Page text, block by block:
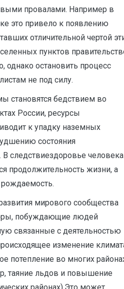
провалами. Например в
это привело к появлению
отличительной чертой
пунктов
однако остановить процесс
не под силу.
становятся бедствием во
России, ресурсы
к упадку наземных
состояния
следствиездоровье человека
продолжительность жизни, а
мирового сообщества
побуждающие людей
связанные с деятельностью
изменение
потепление во многих
таяние льдов и повышение